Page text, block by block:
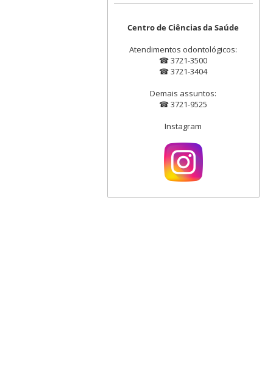
Centro de Ciências da Saúde
Atendimentos odontológicos:
☎ 3721-3500
☎ 3721-3404
Demais assuntos:
☎ 3721-9525
Instagram